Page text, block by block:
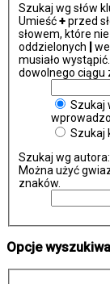
Szukaj wg słów
Umieść+przed
słowem, które
oddzielonych
musiało
dowolnego ciągu
Szukaj
Szukaj
Szukaj wg autora:
Można użyć
znaków.
Opcje